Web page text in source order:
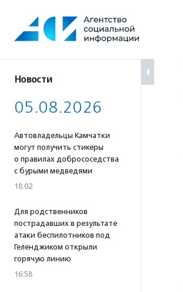
содержанию
Новости
05.08.2026
Автовладельцы Камчатки
могут получить стикеры
о правилах добрососедства
с бурыми медведями
18:02
Для родственников
пострадавших в результате
атаки беспилотников под
Геленджиком открыли
горячую линию
16:58